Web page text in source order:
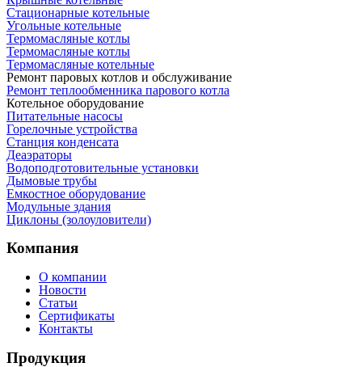
Стационарные котельные
Угольные котельные
Термомасляные котлы
Термомасляные котлы
Термомасляные котельные
Ремонт паровых котлов и обслуживание
Ремонт теплообменника парового котла
Котельное оборудование
Питательные насосы
Горелочные устройства
Станция конденсата
Деаэраторы
Водоподготовительные установки
Дымовые трубы
Емкостное оборудование
Mодульные здания
Циклоны (золоуловители)
Компания
О компании
Новости
Статьи
Сертификаты
Контакты
Продукция